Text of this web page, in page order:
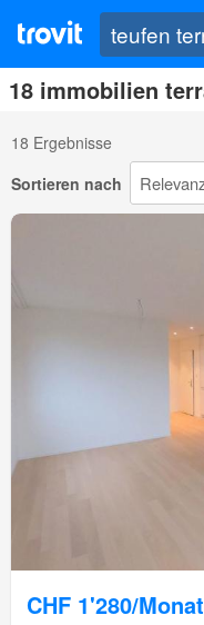
18 immobilien
18 Ergebnisse
Sortieren nach
CHF 1'280/Monat